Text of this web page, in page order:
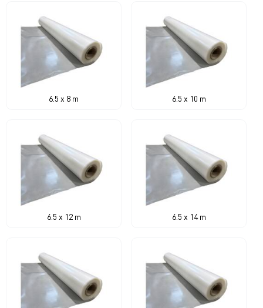
6.5 x 8 m 6.5 x 10 m
6.5 x 12 m 6.5 x 14 m